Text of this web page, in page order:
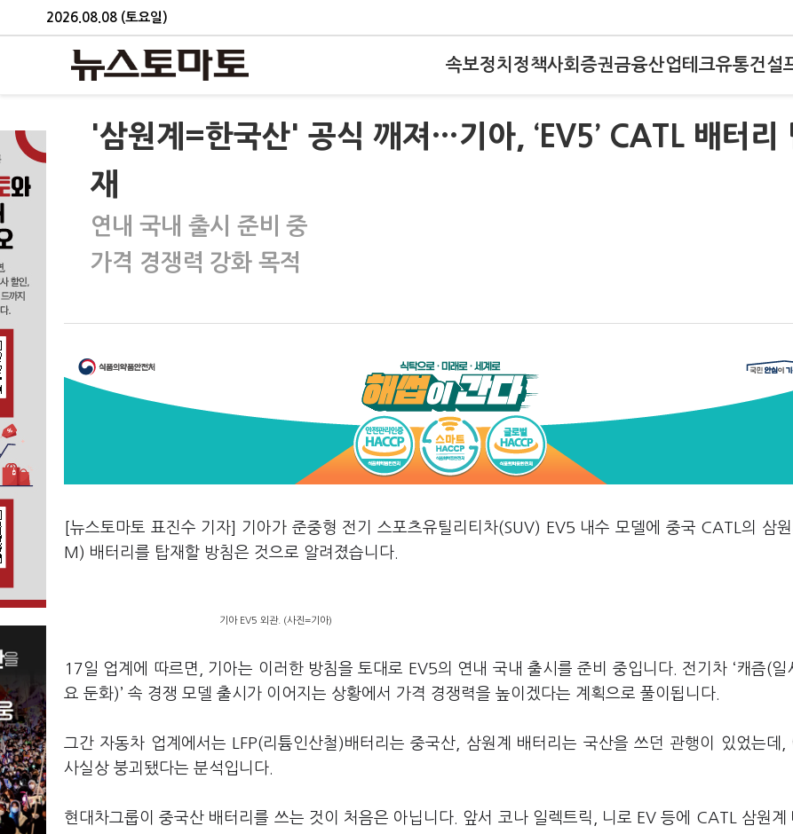
2026.08.08 (토요일)
속보정치 정책사회 증권금융산업테크유통건설
'삼원계=한국산' 공식 깨져…기아, ‘EV5’ CATL 배터리
재
연내 국내 출시 준비 중
가격 경쟁력 강화 목적
[뉴스토마토 표진수 기자] 기아가 준중형 전기 스포츠유틸리티차(SUV) EV5 내수 모델에 중국 CATL의 삼
M) 배터리를 탑재할 방침은 것으로 알려졌습니다.
기아 EV5 외관. (사진=기아)
17일 업계에 따르면, 기아는 이러한 방침을 토대로 EV5의 연내 국내 출시를 준비 중입니다. 전기차 ‘캐즘(일
요 둔화)’ 속 경쟁 모델 출시가 이어지는 상황에서 가격 경쟁력을 높이겠다는 계획으로 풀이됩니다.
그간 자동차 업계에서는 LFP(리튬인산철)배터리는 중국산, 삼원계 배터리는 국산을 쓰던 관행이 있었는데,
사실상 붕괴됐다는 분석입니다.
현대차그룹이 중국산 배터리를 쓰는 것이 처음은 아닙니다. 앞서 코나 일렉트릭, 니로 EV 등에 CATL 삼원계